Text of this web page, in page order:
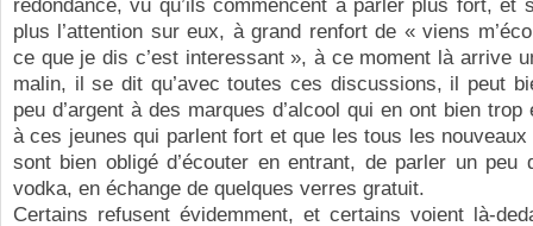
redondance, vu qu’ils commencent à parler plus fort, et
plus l’attention sur eux, à grand renfort de « viens
ce que je dis c’est interessant », à ce moment là arrive
malin, il se dit qu’avec toutes ces discussions, il peut
peu d’argent à des marques d’alcool qui en ont bien trop
à ces jeunes qui parlent fort et que les tous les
sont bien obligé d’écouter en entrant, de parler un peu
vodka, en échange de quelques verres gratuit.
Certains refusent évidemment, et certains voient là-